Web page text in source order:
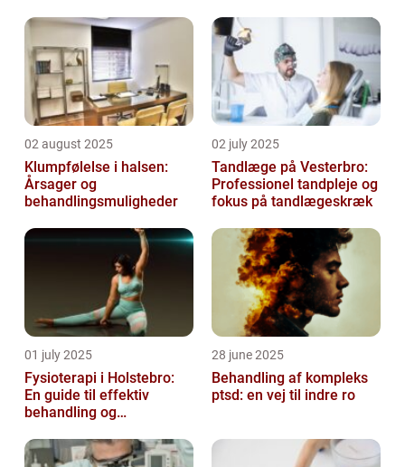
02 august 2025
Klumpfølelse i halsen:
Årsager og
behandlingsmuligheder
02 july 2025
Tandlæge på Vesterbro:
Professionel tandpleje og
fokus på tandlægeskræk
01 july 2025
Fysioterapi i Holstebro:
En guide til effektiv
behandling og
28 june 2025
Behandling af kompleks
ptsd: en vej til indre ro